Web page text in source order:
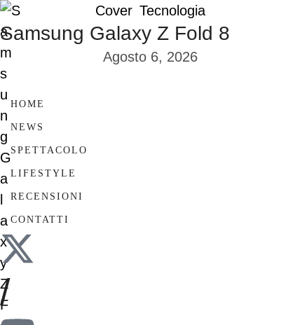
Cover Tecnologia
Samsung Galaxy Z Fold 8
Agosto 6, 2026
HOME
NEWS
SPETTACOLO
LIFESTYLE
RECENSIONI
CONTATTI
/